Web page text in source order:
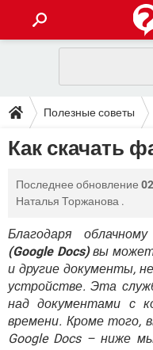
INSTAGRAM
ИГРЫ
GOOGLE
ПОЛЕЗНЫЕ СОВЕТЫ
TIKTOK
WHATSAPP
FACEBOOK
ВИДЕО
YANDEX
ЗАГРУЗКИ
WHATSAPP
WINDOWS 10
ВИДЕО
YANDEX
ФОРУМ
WHATSAPP
FACEBOOK
WINDOWS 10
ВИДЕО
YANDEX
TIKTOK
WHATSAPP
FACEBOOK
WINDOWS 10
Полезные советы
Как скачать
Последнее обновление
Наталья Торжанова .
Благодаря
(Google Docs)вы
и другие документы,
устройстве. Эта
над документами с
времени. Кроме того,
Google Docs – ниже